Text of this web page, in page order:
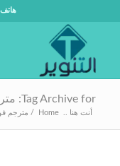
هاتف/
Tag Archive for: مترجم فوري سلفيت
أنت هنا .. Home
/ مترجم